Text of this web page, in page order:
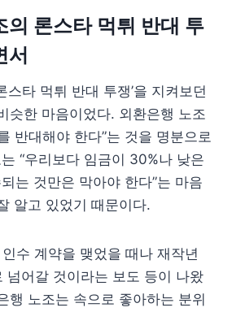
의 론스타 먹튀 반대 투
서
스타 먹튀 반대 투쟁’을 지켜보던
슷한 마음이었다. 외환은행 노조
반대해야 한다”는 것을 명분으로
“우리보다 임금이 30%나 낮은
는 것만은 막아야 한다”는 마음
알고 있었기 때문이다.
수 계약을 맺었을 때나 재작년
넘어갈 것이라는 보도 등이 나왔
행 노조는 속으로 좋아하는 분위